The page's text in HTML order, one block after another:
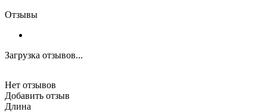
Отзывы
Загрузка отзывов...
Нет отзывов
Добавить отзыв
Длина